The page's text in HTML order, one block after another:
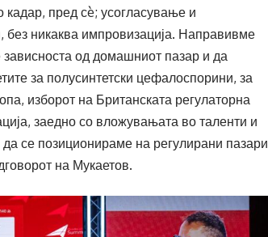
кадар, пред сè; усогласување и
никаква импровизација. Направивме
од домашниот пазар и да
за полусинтетски цефалоспорини, за
изборот на Британската регулаторна
заедно со вложувањата во таленти и
се позиционираме на регулирани пазари
на Мукаетов.